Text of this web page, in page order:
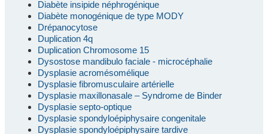
Diabète insipide néphrogénique
Diabète monogénique de type MODY
Drépanocytose
Duplication 4q
Duplication Chromosome 15
Dysostose mandibulo faciale - microcéphalie
Dysplasie acromésomélique
Dysplasie fibromusculaire artérielle
Dysplasie maxillonasale – Syndrome de Binder
Dysplasie septo-optique
Dysplasie spondyloépiphysaire congenitale
Dysplasie spondyloépiphysaire tardive